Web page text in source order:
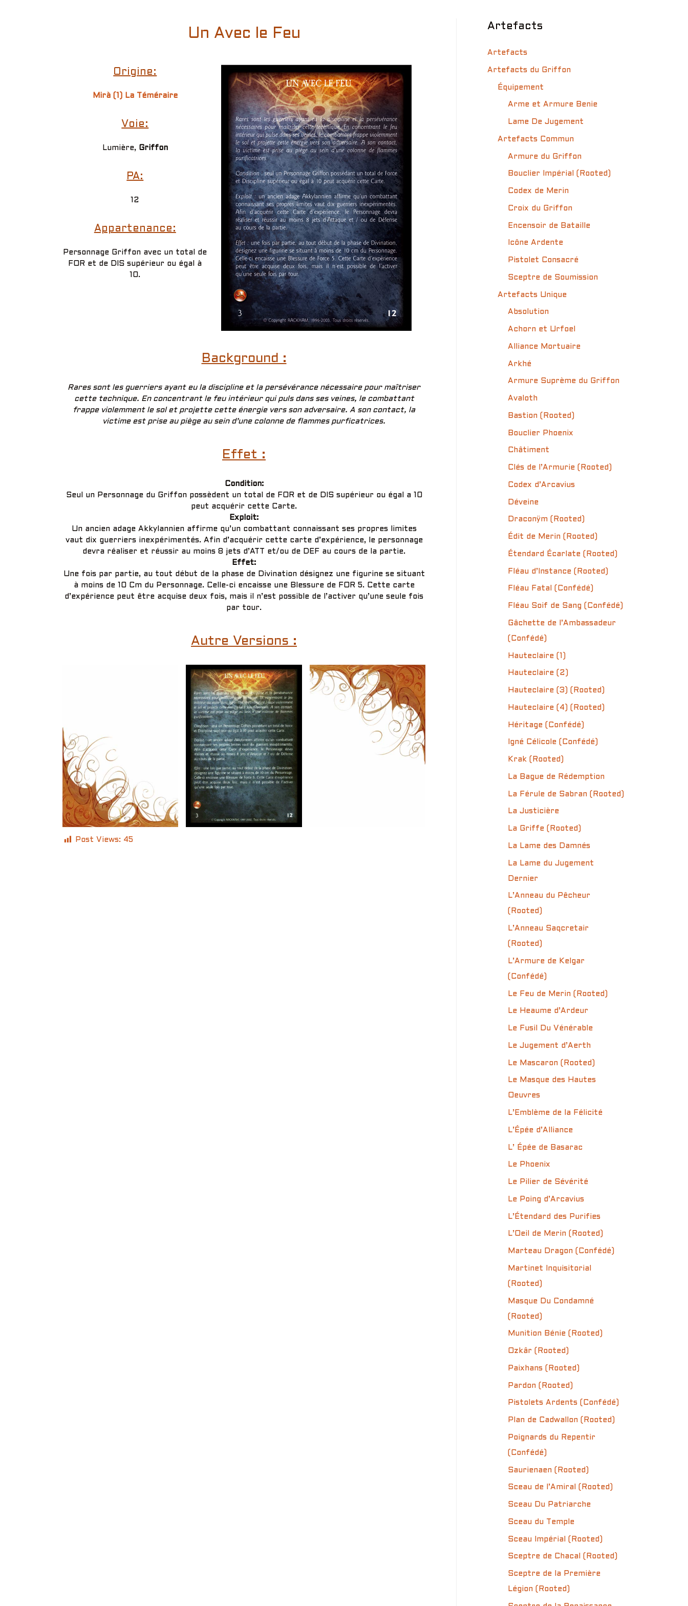
Un Avec le Feu
Origine:
Mirà (1) La Téméraire
Voie:
Lumière, Griffon
PA:
12
Appartenance:
Personnage Griffon avec un total de
FOR et de DIS supérieur ou égal à
10.
Background :
Rares sont les guerriers ayant eu la discipline et la persévérance nécessaire pour maîtriser
cette technique. En concentrant le feu intérieur qui puls dans ses veines, le combattant
frappe violemment le sol et projette cette énergie vers son adversaire. A son contact, la
victime est prise au piège au sein d’une colonne de flammes purficatrices.
Effet :
Condition:
Seul un Personnage du Griffon possèdent un total de FOR et de DIS supérieur ou égal a 10
peut acquérir cette Carte.
Exploit:
Un ancien adage Akkylannien affirme qu’un combattant connaissant ses propres limites
vaut dix guerriers inexpérimentés. Afin d’acquérir cette carte d’expérience, le personnage
devra réaliser et réussir au moins 8 jets d’ATT et/ou de DEF au cours de la partie.
Effet:
Une fois par partie, au tout début de la phase de Divination désignez une figurine se situant
à moins de 10 Cm du Personnage. Celle-ci encaisse une Blessure de FOR 5. Cette carte
d’expérience peut être acquise deux fois, mais il n’est possible de l’activer qu’une seule fois
par tour.
Autre Versions :
Post Views: 45
Artefacts
Artefacts
Artefacts du Griffon
Équipement
Arme et Armure Benie
Lame De Jugement
Artefacts Commun
Armure du Griffon
Bouclier Impérial (Rooted)
Codex de Merin
Croix du Griffon
Encensoir de Bataille
Icône Ardente
Pistolet Consacré
Sceptre de Soumission
Artefacts Unique
Absolution
Achorn et Urfoel
Alliance Mortuaire
Arkhé
Armure Suprème du Griffon
Avaloth
Bastion (Rooted)
Bouclier Phoenix
Châtiment
Clés de l’Armurie (Rooted)
Codex d’Arcavius
Déveine
Draconÿm (Rooted)
Édit de Merin (Rooted)
Étendard Écarlate (Rooted)
Fléau d’Instance (Rooted)
Fléau Fatal (Confédé)
Fléau Soif de Sang (Confédé)
Gâchette de l’Ambassadeur
(Confédé)
Hauteclaire (1)
Hauteclaire (2)
Hauteclaire (3) (Rooted)
Hauteclaire (4) (Rooted)
Héritage (Confédé)
Igné Célicole (Confédé)
Krak (Rooted)
La Bague de Rédemption
La Férule de Sabran (Rooted)
La Justicière
La Griffe (Rooted)
La Lame des Damnés
La Lame du Jugement
Dernier
L’Anneau du Pêcheur
(Rooted)
L’Anneau Saqcretair
(Rooted)
L’Armure de Kelgar
(Confédé)
Le Feu de Merin (Rooted)
Le Heaume d’Ardeur
Le Fusil Du Vénérable
Le Jugement d’Aerth
Le Mascaron (Rooted)
Le Masque des Hautes
Oeuvres
L’Emblème de la Félicité
L’Épée d’Alliance
L’ Épée de Basarac
Le Phoenix
Le Pilier de Sévérité
Le Poing d’Arcavius
L’Étendard des Purifies
L’Oeil de Merin (Rooted)
Marteau Dragon (Confédé)
Martinet Inquisitorial
(Rooted)
Masque Du Condamné
(Rooted)
Munition Bénie (Rooted)
Ozkâr (Rooted)
Paixhans (Rooted)
Pardon (Rooted)
Pistolets Ardents (Confédé)
Plan de Cadwallon (Rooted)
Poignards du Repentir
(Confédé)
Saurienaen (Rooted)
Sceau de l’Amiral (Rooted)
Sceau Du Patriarche
Sceau du Temple
Sceau Impérial (Rooted)
Sceptre de Chacal (Rooted)
Sceptre de la Première
Légion (Rooted)